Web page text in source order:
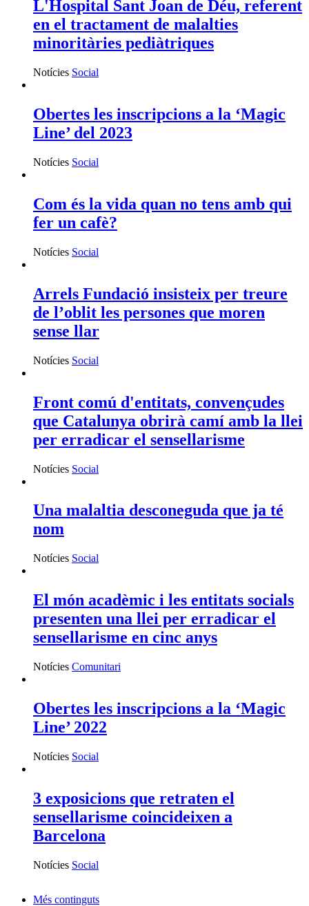
L'Hospital Sant Joan de Déu, referent
en el tractament de malalties
minoritàries pediàtriques
Notícies Social
Obertes les inscripcions a la ‘Magic
Line’ del 2023
Notícies Social
Com és la vida quan no tens amb qui
fer un cafè?
Notícies Social
Arrels Fundació insisteix per treure
de l’oblit les persones que moren
sense llar
Notícies Social
Front comú d'entitats, convençudes
que Catalunya obrirà camí amb la llei
per erradicar el sensellarisme
Notícies Social
Una malaltia desconeguda que ja té
nom
Notícies Social
El món acadèmic i les entitats socials
presenten una llei per erradicar el
sensellarisme en cinc anys
Notícies Comunitari
Obertes les inscripcions a la ‘Magic
Line’ 2022
Notícies Social
3 exposicions que retraten el
sensellarisme coincideixen a
Barcelona
Notícies Social
Més continguts